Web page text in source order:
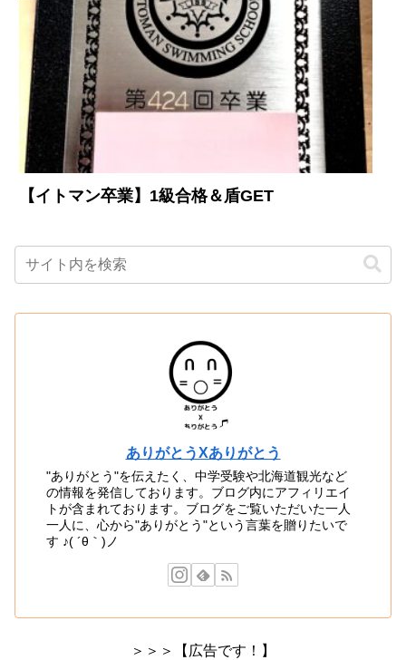
【イトマン卒業】1級合格＆盾GET
ありがとうXありがとう
"ありがとう"を伝えたく、中学受験や北海道観光など
の情報を発信しております。ブログ内にアフィリエイ
トが含まれております。ブログをご覧いただいた一人
一人に、心から"ありがとう"という言葉を贈りたいで
す ♪( ´θ｀)ノ
＞＞＞【広告です！】